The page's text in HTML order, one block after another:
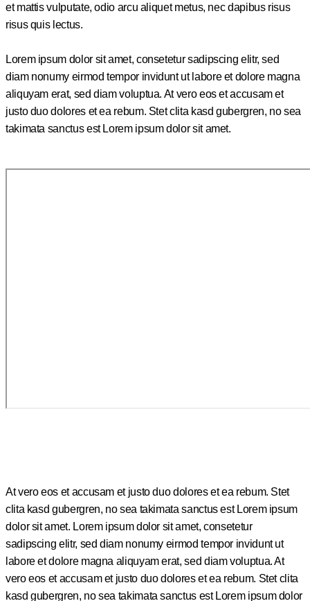
et mattis vulputate, odio arcu aliquet metus, nec dapibus risus
risus quis lectus.
Lorem ipsum dolor sit amet, consetetur sadipscing elitr, sed
diam nonumy eirmod tempor invidunt ut labore et dolore magna
aliquyam erat, sed diam voluptua. At vero eos et accusam et
justo duo dolores et ea rebum. Stet clita kasd gubergren, no sea
takimata sanctus est Lorem ipsum dolor sit amet.
At vero eos et accusam et justo duo dolores et ea rebum. Stet
clita kasd gubergren, no sea takimata sanctus est Lorem ipsum
dolor sit amet. Lorem ipsum dolor sit amet, consetetur
sadipscing elitr, sed diam nonumy eirmod tempor invidunt ut
labore et dolore magna aliquyam erat, sed diam voluptua. At
vero eos et accusam et justo duo dolores et ea rebum. Stet clita
kasd gubergren, no sea takimata sanctus est Lorem ipsum dolor